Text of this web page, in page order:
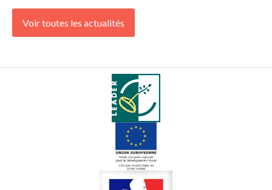
Voir toutes les actualités